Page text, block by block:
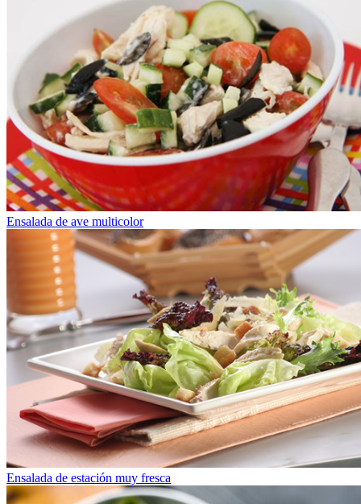
Ensalada de ave multicolor
Ensalada de estación muy fresca